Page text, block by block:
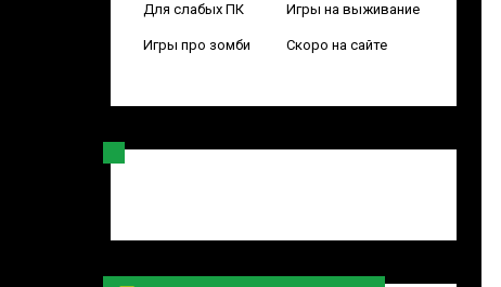
Для слабых ПК Игры на выживание
Игры про зомби Скоро на сайте